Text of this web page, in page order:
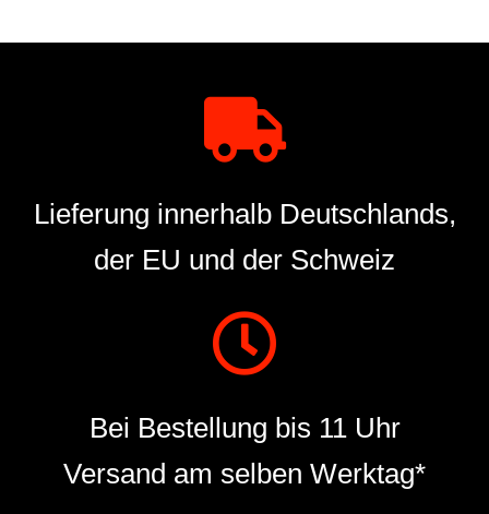
Lieferung innerhalb Deutschlands,
der EU und der Schweiz
Bei Bestellung bis 11 Uhr
Versand am selben Werktag*